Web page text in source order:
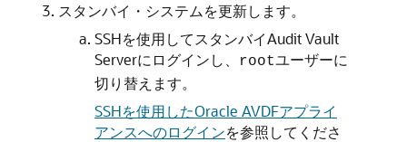
スタンバイ・システムを更新します。
SSHを使用してスタンバイAudit Vault
Serverにログインし、
rootユーザーに
切り替えます。
SSHを使用したOracle AVDFアプライ
アンスへのログインを参照してくださ